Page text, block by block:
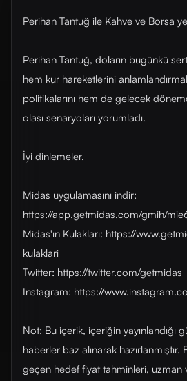
Perihan Tantuğ ile Kahve ve Borsa
Perihan Tantuğ, doların bugünkü
hem kur hareketlerini
politikalarını hem de gelecek
olası senaryoları yorumladı.
İyi dinlemeler.
Midas uygulamasını indir:
https://app.getmidas.com/gmih/
Midas'ın Kulakları: https://
kulaklari
Twitter: https://twitter.com/getmidas
Instagram: https://
Not: Bu içerik, içeriğin yayınlandığı
haberler baz alınarak
geçen hedef fiyat tahminleri, uzman